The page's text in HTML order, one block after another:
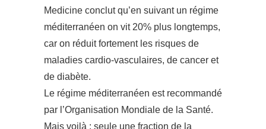
Medicine conclut qu’en suivant un régime
méditerranéen on vit 20% plus longtemps,
car on réduit fortement les risques de
maladies cardio-vasculaires, de cancer et
de diabète.
Le régime méditerranéen est recommandé
par l’Organisation Mondiale de la Santé.
Mais voilà : seule une fraction de la